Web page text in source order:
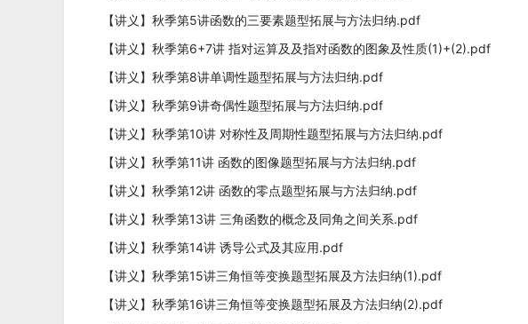
【讲义】秋季第5讲函数的三要素题型拓展与方法归纳.pdf
【讲义】秋季第6+7讲 指对运算及及指对函数的图象及性质(1)+(2).pdf
【讲义】秋季第8讲单调性题型拓展与方法归纳.pdf
【讲义】秋季第9讲奇偶性题型拓展与方法归纳.pdf
【讲义】秋季第10讲 对称性及周期性题型拓展与方法归纳.pdf
【讲义】秋季第11讲 函数的图像题型拓展与方法归纳.pdf
【讲义】秋季第12讲 函数的零点题型拓展与方法归纳.pdf
【讲义】秋季第13讲 三角函数的概念及同角之间关系.pdf
【讲义】秋季第14讲 诱导公式及其应用.pdf
【讲义】秋季第15讲三角恒等变换题型拓展及方法归纳(1).pdf
【讲义】秋季第16讲三角恒等变换题型拓展及方法归纳(2).pdf